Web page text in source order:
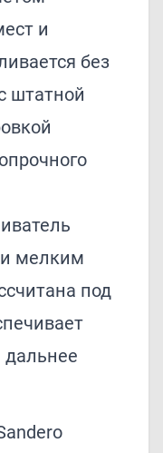
и
без
штатной
мелким
под